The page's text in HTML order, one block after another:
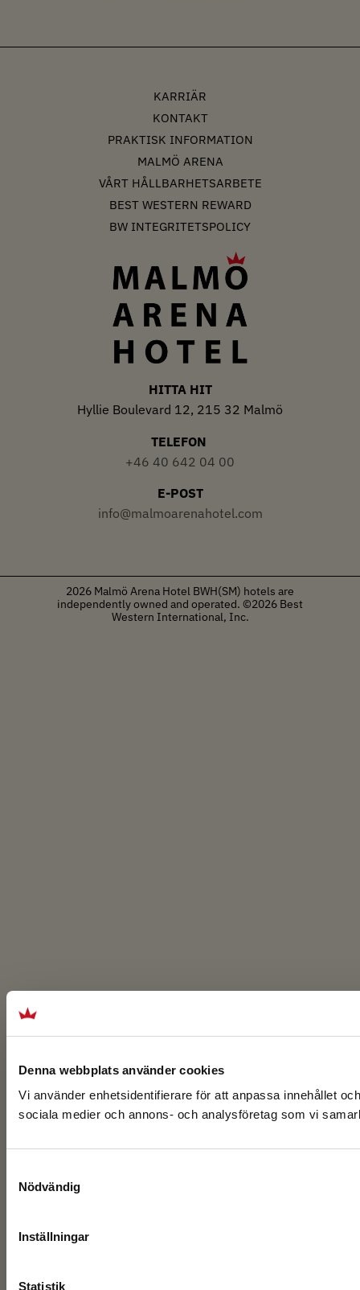
Denna webbplats använder cookies
Vi använder enhetsidentifierare för att anpassa innehållet
sociala medier och annons- och analysföretag som vi
Nödvändig
Inställningar
Statistik
KARRIÄR
KONTAKT
PRAKTISK INFORMATION
MALMÖ ARENA
VÅRT HÅLLBARHETSARBETE
BEST WESTERN REWARD
BW INTEGRITETSPOLICY
HITTA HIT
Hyllie Boulevard 12, 215 32 Malmö
TELEFON
+46 40 642 04 00
E-POST
info@malmoarenahotel.com
2026 Malmö Arena Hotel BWH(SM) hotels are
independently owned and operated. ©2026 Best
Western International, Inc.